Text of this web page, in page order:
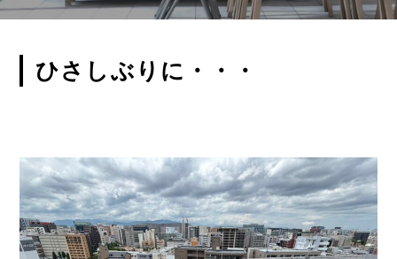
- 会社概要
- ル・カフェニシハラ
- 四季即贅喰
ひさしぶりに・・・